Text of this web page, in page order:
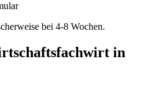
bei 4-8 Wochen.
in